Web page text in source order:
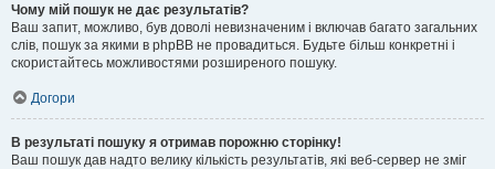
Чому мій пошук не дає результатів?
Ваш запит, можливо, був доволі невизначеним і включав багато загальних
слів, пошук за якими в phpBB не провадиться. Будьте більш конкретні і
скористайтесь можливостями розширеного пошуку.
Догори
В результаті пошуку я отримав порожню сторінку!
Ваш пошук дав надто велику кількість результатів, які веб-сервер не зміг